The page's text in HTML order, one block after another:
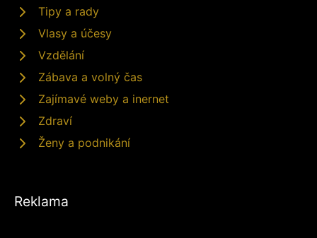
Tipy a rady
Vlasy a účesy
Vzdělání
Zábava a volný čas
Zajímavé weby a inernet
Zdraví
Ženy a podnikání
Reklama